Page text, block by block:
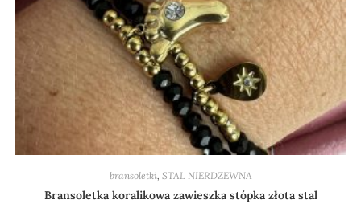
bransoletki, STAL NIERDZEWNA
Bransoletka koralikowa zawieszka stópka złota stal